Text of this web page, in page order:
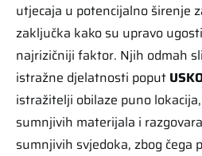
utjecaja u potencijalno širenje
zaključka kako su upravo
najrizičniji faktor. Njih odmah
istražne djelatnosti poput
istražitelji obilaze puno
sumnjivih materijala i
sumnjivih svjedoka, zbog čega